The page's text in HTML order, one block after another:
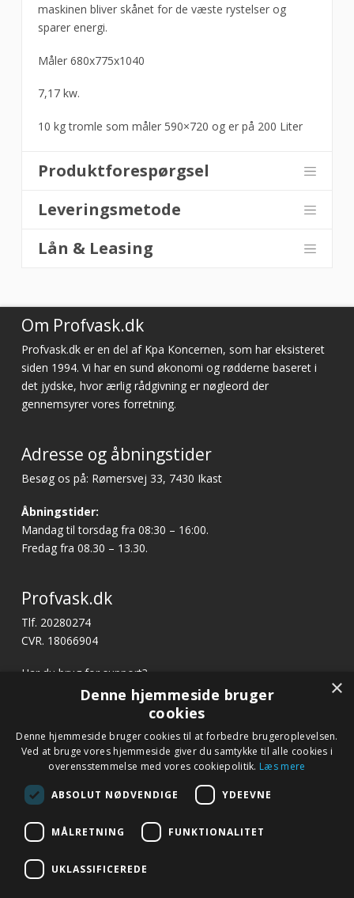
maskinen bliver skånet for de væste rystelser og
sparer energi.
Måler 680x775x1040
7,17 kw.
10 kg tromle som måler 590×720 og er på 200 Liter
Produktforespørgsel
Leveringsmetode
Lån & Leasing
Om Profvask.dk
Profvask.dk er en del af Kpa Koncernen, som har eksisteret
siden 1994. Vi har en sund økonomi og rødderne baseret i
det jydske, hvor ærlig rådgivning er nøgleord der
gennemsyrer vores forretning.
Adresse og åbningstider
Besøg os på: Rømersvej 33, 7430 Ikast
Åbningstider:
Mandag til torsdag fra 08:30 – 16:00.
Fredag fra 08.30 – 13.30.
Profvask.dk
Tlf. 20280274
CVR. 18066904
Har du brug for support?
profvask@kpa.dk
Hurtige links
Betingelser og garanti
Kontakt
Fagor.dk
×
Denne hjemmeside bruger
cookies
Denne hjemmeside bruger cookies til at forbedre brugeroplevelsen.
Ved at bruge vores hjemmeside giver du samtykke til alle cookies i
overensstemmelse med vores cookiepolitik. Læs mere
ABSOLUT NØDVENDIGE YDEEVNE
MÅLRETNING FUNKTIONALITET
UKLASSIFICEREDE